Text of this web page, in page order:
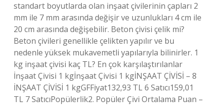
standart boyutlarda olan inşaat çivilerinin çapları 2
mm ile 7 mm arasında değişir ve uzunlukları 4 cm ile
20 cm arasında değişebilir. Beton çivisi çelik mi?
Beton çivileri genellikle çelikten yapılır ve bu
nedenle yüksek mukavemetli yapılarıyla bilinirler. 1
kg inşaat çivisi kaç TL? En çok karşılaştırılanlar
İnşaat Çivisi 1 kgİnşaat Çivisi 1 kgİNŞAAT ÇİVİSİ – 8
İNŞAAT ÇİVİSİ 1 kgGFFiyat132,93 TL 6 Satıcı159,01
TL 7 SatıcıPopülerlik2. Popüler Çivi Ortalama Puan –